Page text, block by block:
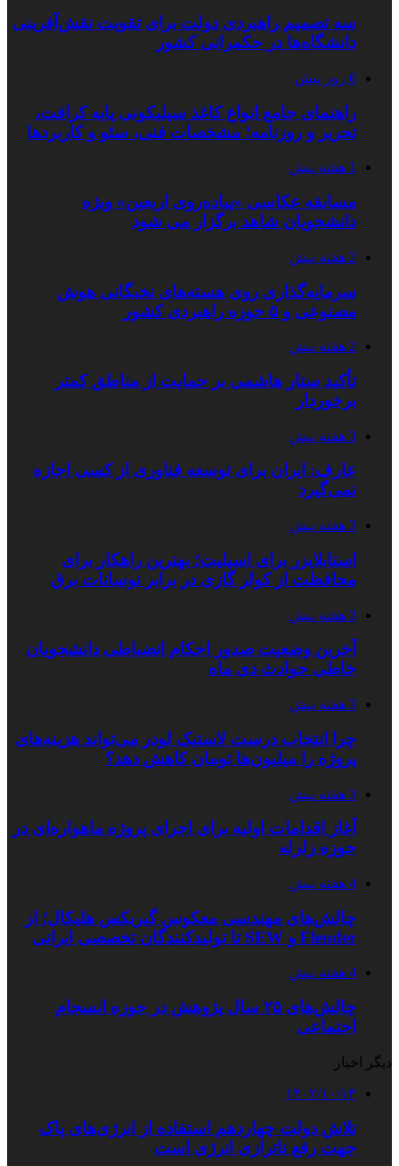
سه تصمیم راهبردی دولت برای تقویت نقش‌آفرینی
دانشگاه‌ها در حکمرانی کشور
6 روز پیش
راهنمای جامع انواع کاغذ سیلیکونی پایه کرافت،
تحریر و روزنامه؛ مشخصات فنی، سئو و کاربردها
1 هفته پیش
مسابقه عکاسی «پیاده‌روی اربعین» ویژه
دانشجویان شاهد برگزار می شود
2 هفته پیش
سرمایه‌گذاری روی هسته‌های نخبگانی هوش
مصنوعی و ۵ حوزه راهبردی کشور
2 هفته پیش
تأکید ستار هاشمی بر حمایت از مناطق کمتر
برخوردار
3 هفته پیش
عارف: ایران برای توسعه فناوری از کسی اجازه
نمی‌گیرد
3 هفته پیش
استابلایزر برای اسپلیت؛ بهترین راهکار برای
محافظت از کولر گازی در برابر نوسانات برق
3 هفته پیش
آخرین وضعیت صدور احکام انضباطی دانشجویان
خاطی حوادث دی ماه
3 هفته پیش
چرا انتخاب درست لاستیک لودر می‌تواند هزینه‌های
پروژه را میلیون‌ها تومان کاهش دهد؟
3 هفته پیش
آغاز اقدامات اولیه برای اجرای پروژه ماهواره‌ای در
حوزه زلزله
4 هفته پیش
چالش‌های مهندسی معکوس گیربکس هلیکال؛ از
Flender و SEW تا تولیدکنندگان تخصصی ایرانی
4 هفته پیش
چالش‌های ۲۵ سال پژوهش در حوزه انسجام
اجتماعی
دیگر اخبار
۱۴۰۲/۱۰/۱۴
تلاش دولت چهاردهم استفاده از انرژی‌های پاک
جهت رفع ناترازی انرژی است